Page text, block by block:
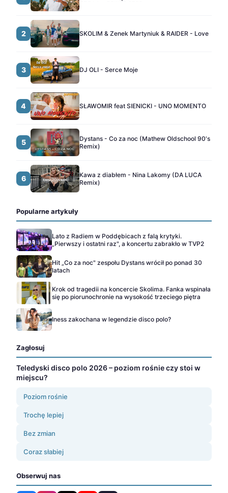
2 SKOLIM & Zenek Martyniuk & RAIDER - Love
3 DJ OLI - Serce Moje
4 SŁAWOMIR feat SIENICKI - UNO MOMENTO
5
Dystans - Co za noc (Mathew Oldschool 90's
Remix)
6
Kawa z diabłem - Nina Lakomy (DA LUCA
Remix)
Popularne artykuły
Lato z Radiem w Poddębicach z falą krytyki.
„Pierwszy i ostatni raz", a koncertu zabrakło w TVP2
Hit „Co za noc" zespołu Dystans wrócił po ponad 30
latach
Krok od tragedii na koncercie Skolima. Fanka wspinała
się po piorunochronie na wysokość trzeciego piętra
Iness zakochana w legendzie disco polo?
Zagłosuj
Teledyski disco polo 2026 – poziom rośnie czy stoi w
miejscu?
Poziom rośnie
Trochę lepiej
Bez zmian
Coraz słabiej
Obserwuj nas